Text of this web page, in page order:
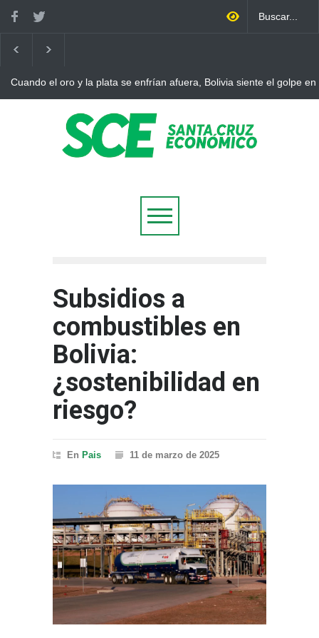
Cuando el oro y la plata se enfrían afuera, Bolivia siente el golpe en
Subsidios a
combustibles en
Bolivia:
¿sostenibilidad en
riesgo?
En Pais 11 de marzo de 2025